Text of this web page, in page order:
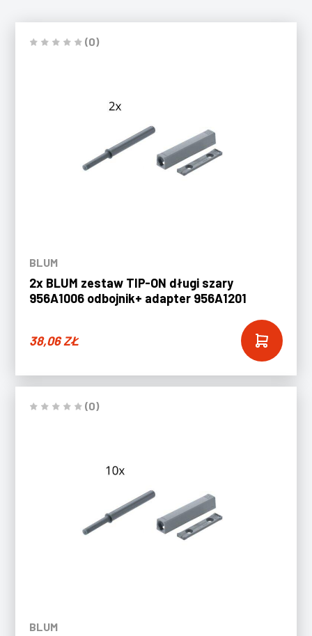
(0)
BLUM
2x BLUM zestaw TIP-ON długi szary
956A1006 odbojnik+ adapter 956A1201
38,06ZŁ
(0)
BLUM